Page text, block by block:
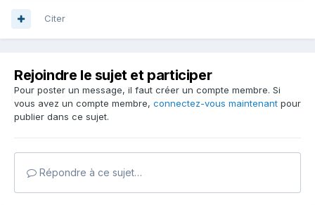
Citer
Rejoindre le sujet et participer
Pour poster un message, il faut créer un compte membre. Si
vous avez un compte membre, connectez-vous maintenant pour
publier dans ce sujet.
Répondre à ce sujet…